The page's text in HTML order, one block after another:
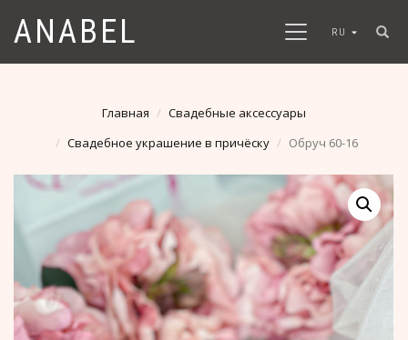
ANABEL RU
Главная
Свадебные аксессуары
Свадебное украшение в причёску
Обруч 60-16